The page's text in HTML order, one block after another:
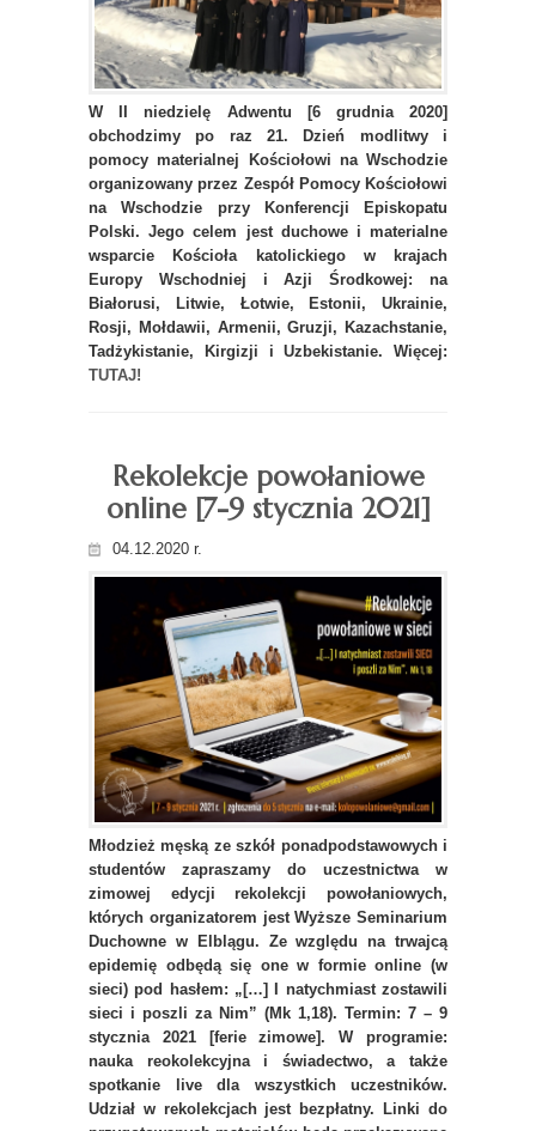
W II niedzielę Adwentu [6 grudnia 2020]
obchodzimy po raz 21. Dzień modlitwy i
pomocy materialnej Kościołowi na Wschodzie
organizowany przez Zespół Pomocy Kościołowi
na Wschodzie przy Konferencji Episkopatu
Polski. Jego celem jest duchowe i materialne
wsparcie Kościoła katolickiego w krajach
Europy Wschodniej i Azji Środkowej: na
Białorusi, Litwie, Łotwie, Estonii, Ukrainie,
Rosji, Mołdawii, Armenii, Gruzji, Kazachstanie,
Tadżykistanie, Kirgizji i Uzbekistanie. Więcej:
TUTAJ!
Rekolekcje powołaniowe
online [7-9 stycznia 2021]
04.12.2020 r.
Młodzież męską ze szkół ponadpodstawowych i
studentów zapraszamy do uczestnictwa w
zimowej edycji rekolekcji powołaniowych,
których organizatorem jest Wyższe Seminarium
Duchowne w Elblągu. Ze względu na trwajcą
epidemię odbędą się one w formie online (w
sieci) pod hasłem: „[…] I natychmiast zostawili
sieci i poszli za Nim” (Mk 1,18). Termin: 7 – 9
stycznia 2021 [ferie zimowe]. W programie:
nauka reokolekcyjna i świadectwo, a także
spotkanie live dla wszystkich uczestników.
Udział w rekolekcjach jest bezpłatny. Linki do